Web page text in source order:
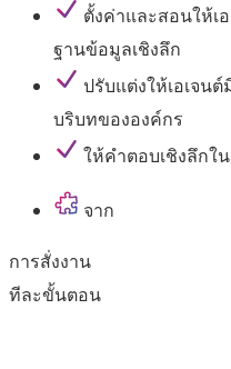
ตั้งค่าและสอนให้เ
ฐานข้อมูลเชิงลึก
ปรับแต่งให้เอเจน
บริบทขององค์กร
ให้คำตอบเชิงลึกใ
จาก
การสั่งงาน
ทีละขั้นตอน